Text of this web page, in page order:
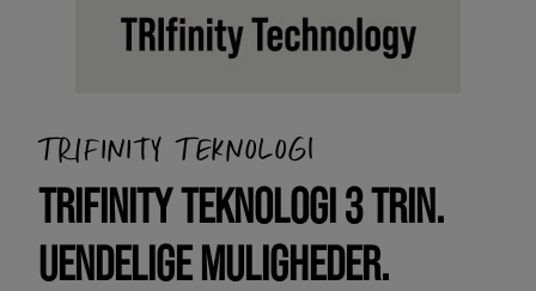
TRIFINITY TEKNOLOGI
TRIFINITY TEKNOLOGI 3 TRIN.
UENDELIGE MULIGHEDER.